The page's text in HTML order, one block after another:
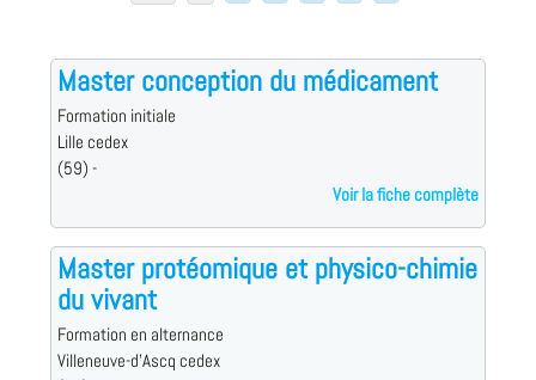
Master conception du médicament
Formation initiale
Lille cedex
(59) -
Voir la fiche complète
Master protéomique et physico-chimie
du vivant
Formation en alternance
Villeneuve-d'Ascq cedex